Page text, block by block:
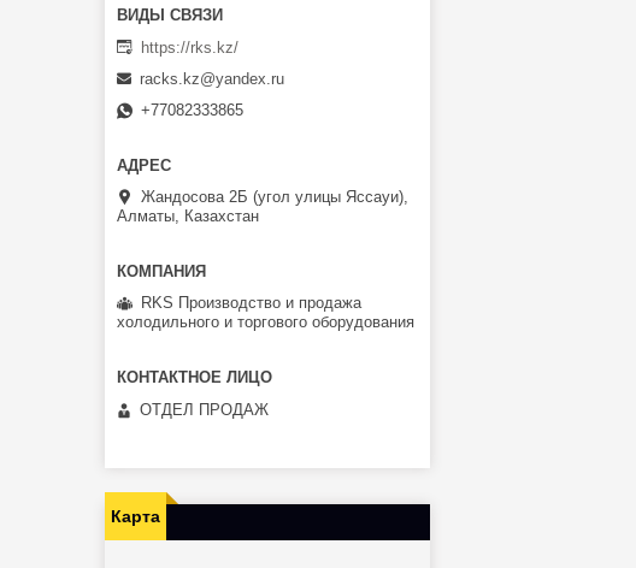
https://rks.kz/
racks.kz@yandex.ru
+77082333865
Жандосова 2Б (угол улицы Яссауи),
Алматы, Казахстан
RKS Производство и продажа
холодильного и торгового оборудования
ОТДЕЛ ПРОДАЖ
Карта